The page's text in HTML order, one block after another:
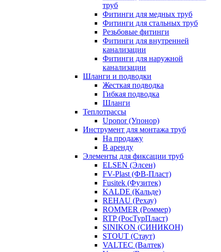
труб
Фитинги для медных труб
Фитинги для стальных труб
Резьбовые фитинги
Фитинги для внутренней
канализации
Фитинги для наружной
канализации
Шланги и подводки
Жесткая подводка
Гибкая подводка
Шланги
Теплотрассы
Uponor (Упонор)
Инструмент для монтажа труб
На продажу
В аренду
Элементы для фиксации труб
ELSEN (Элсен)
FV-Plast (ФВ-Пласт)
Fusitek (Фузитек)
KALDE (Кальде)
REHAU (Рехау)
ROMMER (Роммер)
RTP (РосТурПласт)
SINIKON (СИНИКОН)
STOUT (Стаут)
VALTEC (Валтек)